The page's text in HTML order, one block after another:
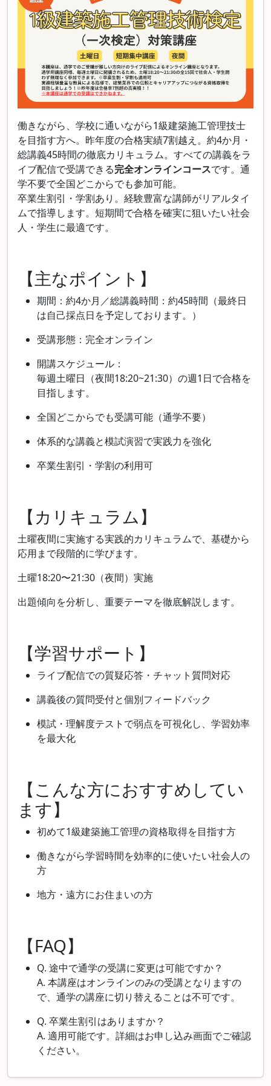
働きながら、学校に通いながら1級建築施工管理技士
を目指す方へ。昨年度の合格実績7割越え。約4か月・
総講義45時間の徹底カリキュラム。 すべての講義をラ
イブ配信で受講できる完全オンラインコースです。通
学不要で全国どこからでも参加可能。
卒業生割引・学割あり。経験豊富な講師がリアルタイ
ムで指導します。短期間で合格を確実に狙いたい社会
人・学生に最適です。
【主なポイント】
期間：約4か月／総講義時間：約45時間（最終日
は自己採点日を予定しております。）
受講形態：完全オンライン
開講スケジュール：
毎週土曜日（夜間18:20~21:30）の週1日で合格を
目指します。
全国どこからでも受講可能（通学不要）
体系的な講義と模試演習で実践力を強化
卒業生割引・学割の利用可
【カリキュラム】
土曜夜間に実施する実践的カリキュラムで、基礎から
応用まで段階的に学びます。
土曜18:20〜21:30（夜間）実施
出題傾向を分析し、重要テーマを徹底解説します。
【学習サポート】
ライブ配信での質疑応答・チャット質問対応
講義後の質問受付と個別フィードバック
模試・理解度テストで弱点を可視化し、学習効率
を最大化
【こんな方におすすめしてい
ます】
初めて1級建築施工管理の資格取得を目指す方
働きながら学習時間を効率的に使いたい社会人の
方
地方・遠方にお住まいの方
【FAQ】
Q. 途中で通学の受講に変更は可能ですか？
A. 本講座はオンラインのみの受講となりますの
で、通学の講座に切り替えることは不可です。
Q. 卒業生割引はありますか？
A. 適用可能です。詳細はお申し込み画面でご確認
ください。